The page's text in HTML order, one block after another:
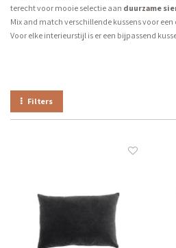
terecht voor mooie selectie aan duurzame
Mix and match verschillende kussens voor
Voor elke interieurstijl is er een bijpassend
Filters